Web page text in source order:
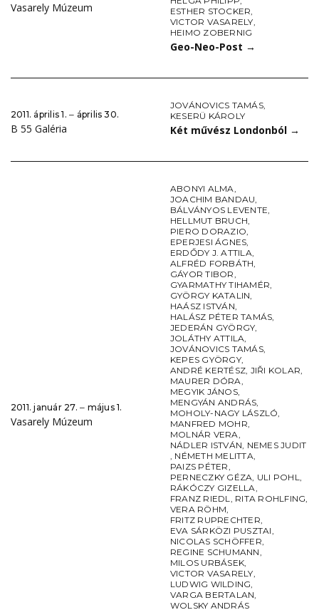
Vasarely Múzeum
ESTHER STOCKER,
VICTOR VASARELY,
HEIMO ZOBERNIG
Geo-Neo-Post →
2011. április 1. ‒ április 30.
B 55 Galéria
JOVÁNOVICS TAMÁS,
KESERÜ KÁROLY
Két művész Londonból →
2011. január 27. ‒ május 1.
Vasarely Múzeum
ABONYI ALMA,
JOACHIM BANDAU,
BÁLVÁNYOS LEVENTE,
HELLMUT BRUCH,
PIERO DORAZIO,
EPERJESI ÁGNES,
ERDŐDY J. ATTILA,
ALFRÉD FORBÁTH,
GÁYOR TIBOR,
GYARMATHY TIHAMÉR,
GYÖRGY KATALIN,
HAÁSZ ISTVÁN,
HALÁSZ PÉTER TAMÁS,
JEDERÁN GYÖRGY,
JOLÁTHY ATTILA,
JOVÁNOVICS TAMÁS,
KEPES GYÖRGY,
ANDRÉ KERTÉSZ, JIŘI KOLAR,
MAURER DÓRA,
MEGYIK JÁNOS,
MENGYÁN ANDRÁS,
MOHOLY-NAGY LÁSZLÓ,
MANFRED MOHR,
MOLNÁR VERA,
NÁDLER ISTVÁN, NEMES JUDIT
, NÉMETH MELITTA,
PAIZS PÉTER,
PERNECZKY GÉZA, ULI POHL,
RÁKÓCZY GIZELLA,
FRANZ RIEDL, RITA ROHLFING,
VERA RÖHM,
FRITZ RUPRECHTER,
EVA SÁRKÖZI PUSZTAI,
NICOLAS SCHÖFFER,
REGINE SCHUMANN,
MILOS URBÁSEK,
VICTOR VASARELY,
LUDWIG WILDING,
VARGA BERTALAN,
WOLSKY ANDRÁS